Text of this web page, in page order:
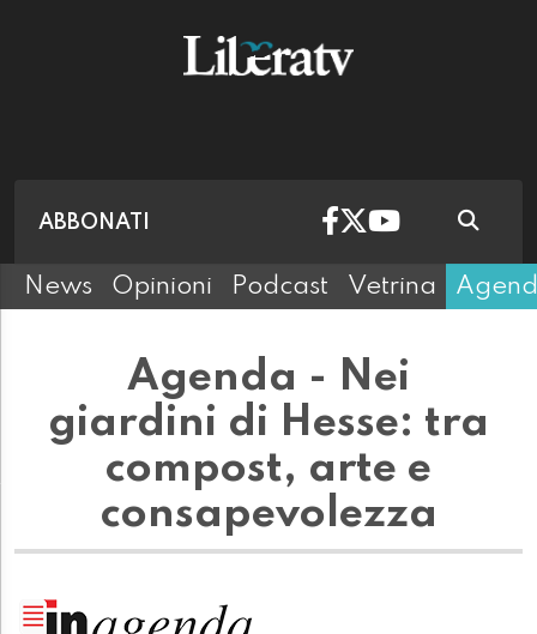
ABBONATI
News Opinioni Podcast Vetrina
Agenda - Nei
giardini di Hesse: tra
compost, arte e
consapevolezza